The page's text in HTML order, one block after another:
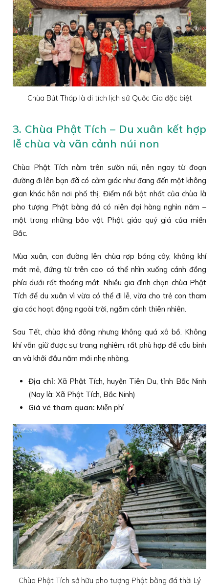
Chùa Bút Tháp là di tích lịch sử Quốc Gia đặc biệt
3. Chùa Phật Tích – Du xuân kết hợp
lễ chùa và vãn cảnh núi non
Chùa Phật Tích nằm trên sườn núi, nên ngay từ đoạn
đường đi lên bạn đã có cảm giác như đang đến một không
gian khác hẳn nơi phố thị. Điểm nổi bật nhất của chùa là
pho tượng Phật bằng đá có niên đại hàng nghìn năm –
một trong những bảo vật Phật giáo quý giá của miền
Bắc.
Mùa xuân, con đường lên chùa rợp bóng cây, không khí
mát mẻ, đứng từ trên cao có thể nhìn xuống cánh đồng
phía dưới rất thoáng mắt. Nhiều gia đình chọn chùa Phật
Tích để du xuân vì vừa có thể đi lễ, vừa cho trẻ con tham
gia các hoạt động ngoài trời, ngắm cảnh thiên nhiên.
Sau Tết, chùa khá đông nhưng không quá xô bồ. Không
khí vẫn giữ được sự trang nghiêm, rất phù hợp để cầu bình
an và khởi đầu năm mới nhẹ nhàng.
Địa chỉ: Xã Phật Tích, huyện Tiên Du, tỉnh Bắc Ninh
(Nay là: Xã Phật Tích, Bắc Ninh)
Giá vé tham quan: Miễn phí
Chùa Phật Tích sở hữu pho tượng Phật bằng đá thời Lý